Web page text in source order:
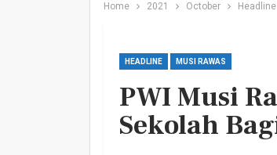
Home 2021 October Headline
HEADLINE MUSI RAWAS
PWI Musi
Sekolah